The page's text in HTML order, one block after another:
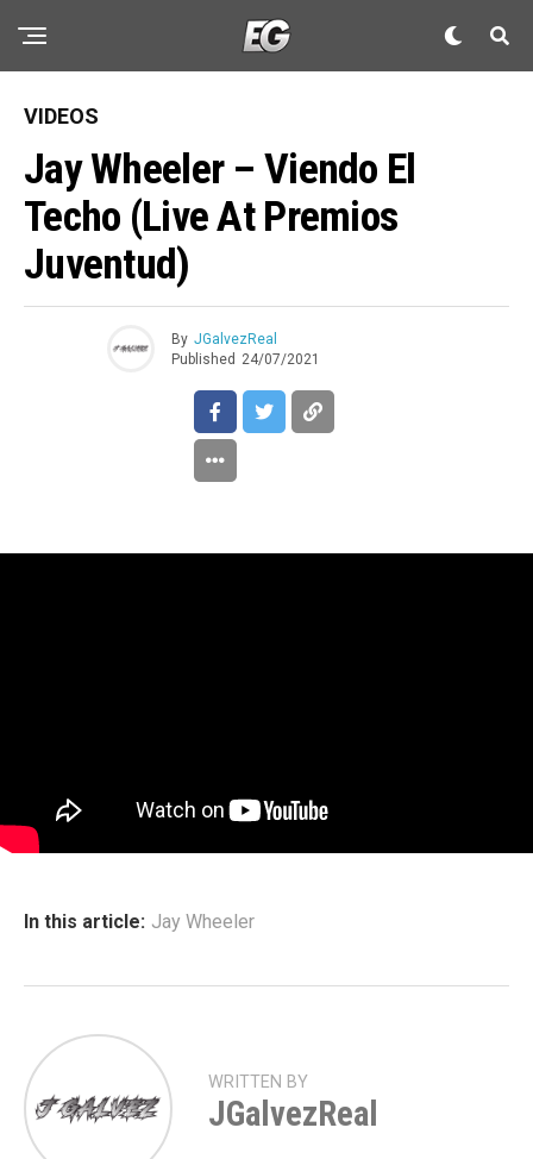
VIDEOS
Jay Wheeler – Viendo El
Techo (Live At Premios
Juventud)
By JGalvezReal
Published 24/07/2021
In this article: Jay Wheeler
WRITTEN BY
JGalvezReal